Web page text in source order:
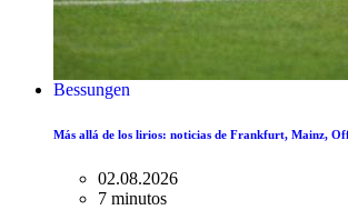
Bessungen
Más allá de los lirios: noticias de Frankfurt, Mainz,
02.08.2026
7 minutos